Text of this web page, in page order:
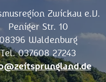
Zwickau e.V.
Peniger Str. 10
08396 Waldenburg
Tel. 037608 27243